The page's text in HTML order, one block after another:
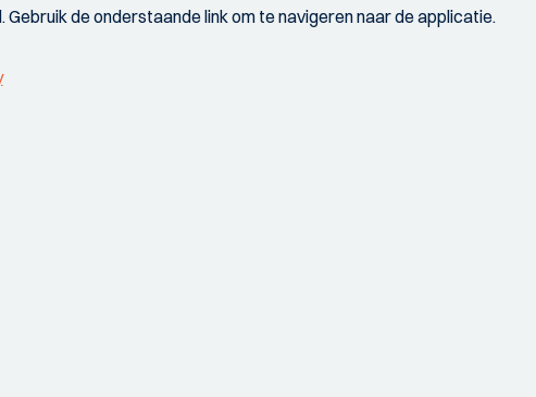
de onderstaande link om te navigeren naar de applicatie.